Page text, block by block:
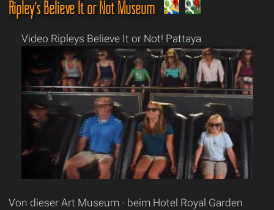
Ripley´s Believe It or Not Museum
Video Ripleys Believe It or Not! Pattaya
Von dieser Art Museum - beim Hotel Royal Garden